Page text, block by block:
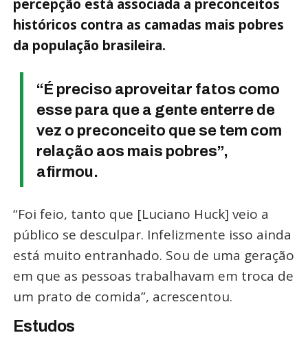
percepção está associada a preconceitos
históricos contra as camadas mais pobres
da população brasileira.
“É preciso aproveitar fatos como
esse para que a gente enterre de
vez o preconceito que se tem com
relação aos mais pobres”,
afirmou.
“Foi feio, tanto que [Luciano Huck] veio a
público se desculpar. Infelizmente isso ainda
está muito entranhado. Sou de uma geração
em que as pessoas trabalhavam em troca de
um prato de comida”, acrescentou.
Estudos